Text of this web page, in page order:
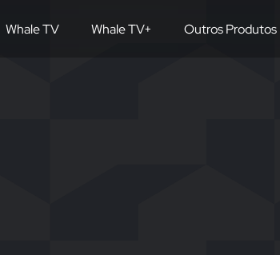
Whale TV Whale TV+ Outros Produtos